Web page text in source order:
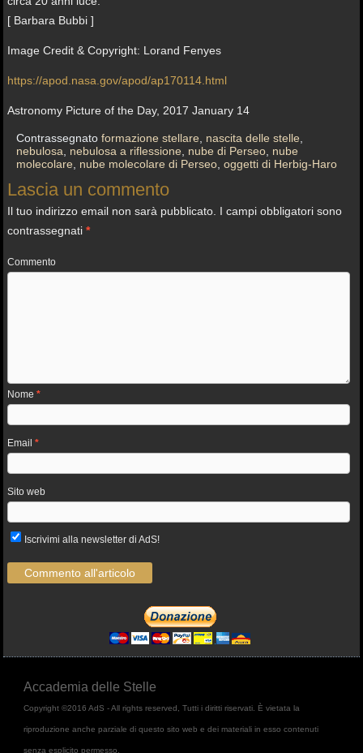
[ Barbara Bubbi ]
Image Credit & Copyright: Lorand Fenyes
https://apod.nasa.gov/apod/ap170114.html
Astronomy Picture of the Day, 2017 January 14
Contrassegnato formazione stellare nascita delle stelle
nebulosa
nebulosa a riflessione nube di Perseo nube
molecolare
nube molecolare di Perseo ,oggetti di Herbig-Haro
Lascia un commento
Il tuo indirizzo email non sarà pubblicato. I campi obbligatori sono
contrassegnati*
Commento
Nome*
Email*
Sito web
Iscrivimi alla newsletter di AdS!
Accademia delle Stelle
Copyright ©2016 AdS - All rights reserved, Tutti i diritti riservati. È vietata la
riproduzione anche parziale di questo sito web e dei materiali in esso contenuti
senza esplicito permesso.